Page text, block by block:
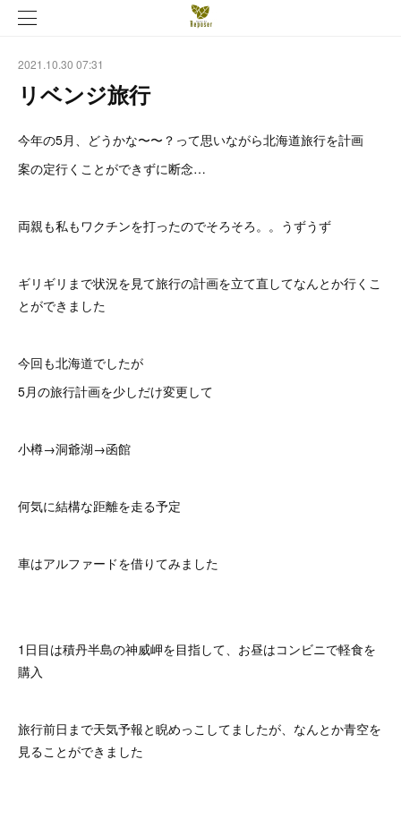
2021.10.30 07:31
リベンジ旅行
今年の5月、どうかな〜〜？って思いながら北海道旅行を計画
案の定行くことができずに断念…
両親も私もワクチンを打ったのでそろそろ。。うずうず
ギリギリまで状況を見て旅行の計画を立て直してなんとか行くこ
とができました
今回も北海道でしたが
5月の旅行計画を少しだけ変更して
小樽→洞爺湖→函館
何気に結構な距離を走る予定
車はアルファードを借りてみました
1日目は積丹半島の神威岬を目指して、お昼はコンビニで軽食を
購入
旅行前日まで天気予報と睨めっこしてましたが、なんとか青空を
見ることができました